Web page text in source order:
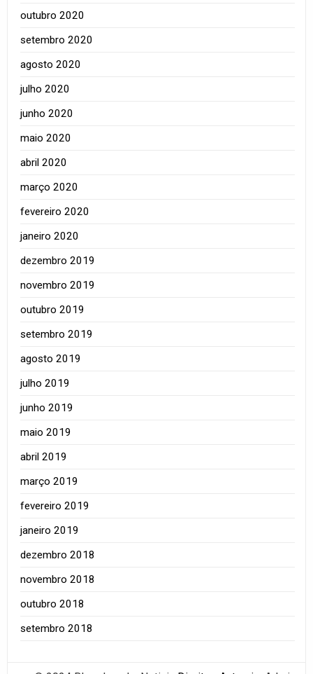
outubro 2020
setembro 2020
agosto 2020
julho 2020
junho 2020
maio 2020
abril 2020
março 2020
fevereiro 2020
janeiro 2020
dezembro 2019
novembro 2019
outubro 2019
setembro 2019
agosto 2019
julho 2019
junho 2019
maio 2019
abril 2019
março 2019
fevereiro 2019
janeiro 2019
dezembro 2018
novembro 2018
outubro 2018
setembro 2018